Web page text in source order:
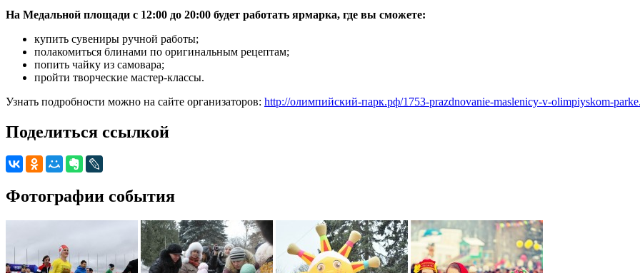
На Медальной площади с 12:00 до 20:00 будет работать ярмарка, где вы сможете:
купить сувениры ручной работы;
полакомиться блинами по оригинальным рецептам;
попить чайку из самовара;
пройти творческие мастер-классы.
Узнать подробности можно на сайте организаторов: http://олимпийский-парк.рф/1753-prazdnovanie-maslenicy-v-olimpiyskom-
Поделиться ссылкой
Фотографии события